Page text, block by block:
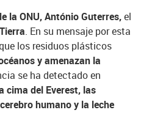
la ONU, António Guterres,el
. En su mensaje por esta
los residuos plásticos
y amenazan la
se ha detectado en
cima del Everest, las
humano y la leche